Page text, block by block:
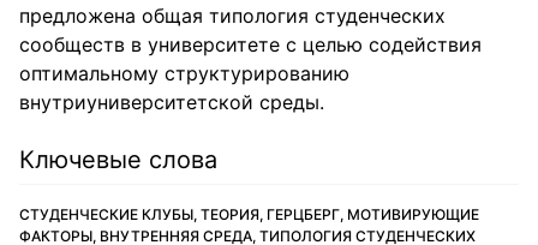
предложена общая типология студенческих
сообществ в университете с целью содействия
оптимальному структурированию
внутриуниверситетской среды.
Ключевые слова
СТУДЕНЧЕСКИЕ КЛУБЫ, ТЕОРИЯ, ГЕРЦБЕРГ, МОТИВИРУЮЩИЕ
ФАКТОРЫ, ВНУТРЕННЯЯ СРЕДА, ТИПОЛОГИЯ СТУДЕНЧЕСКИХ